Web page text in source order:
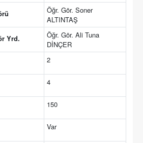
Öğr. Gör. Soner
ALTINTAŞ
Yrd.
Öğr. Gör. Ali Tuna
DİNÇER
2
4
150
Var